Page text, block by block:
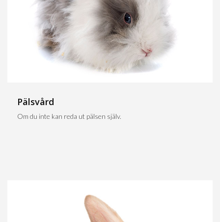
Pälsvård
Om du inte kan reda ut pälsen själv.